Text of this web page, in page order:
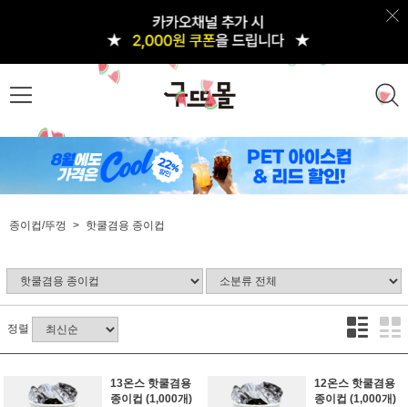
종이컵/뚜껑 핫쿨겸용 종이컵
정렬
13온스 핫쿨겸용
종이컵 (1,000개)
12온스 핫쿨겸용
종이컵 (1,000개)